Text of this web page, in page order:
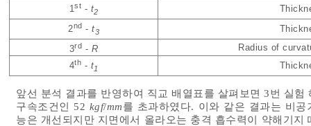
1 st - t2
2nd - t3
3rd - R
Radius of
4th - t1
앞선 분석 결과를 반영하여 직교 배열표를 살펴보면 3번 실
구속조건인 52 kgf/mm를 초과하였다. 이와 같은 결과는 비
능은 개선되지만 지면에서 올라오는 충격 흡수력이 약해기